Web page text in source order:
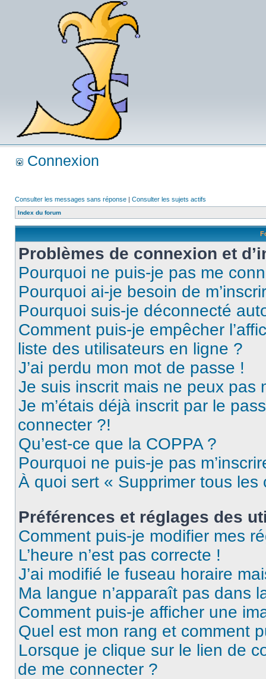
Connexion
Consulter les messages sans réponse | Consulter les sujets actifs
Index du forum
Problèmes de connexion et
Pourquoi ne puis-je pas me
Pourquoi ai-je besoin de
Pourquoi suis-je déconnecté
Comment puis-je empêcher
liste des utilisateurs en ligne ?
J’ai perdu mon mot de passe !
Je suis inscrit mais ne peux pas
Je m’étais déjà inscrit par le
connecter ?!
Qu’est-ce que la COPPA ?
Pourquoi ne puis-je pas
À quoi sert « Supprimer tous les
Préférences et réglages des
Comment puis-je modifier mes
L’heure n’est pas correcte !
J’ai modifié le fuseau horaire
Ma langue n’apparaît pas dans
Comment puis-je afficher une
Quel est mon rang et comment
Lorsque je clique sur le lien de
de me connecter ?